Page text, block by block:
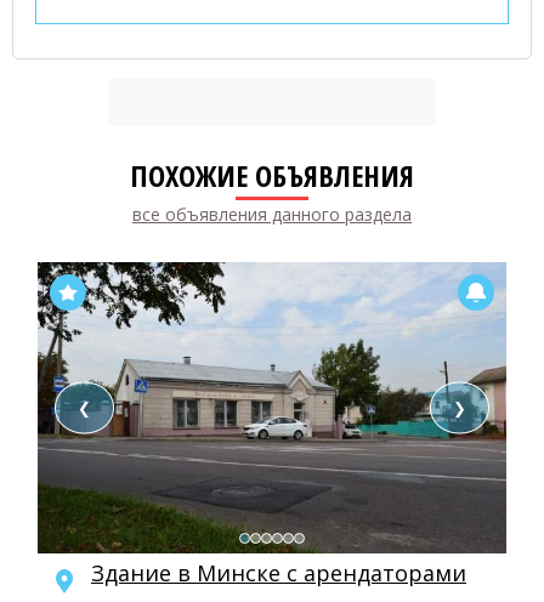
ПОХОЖИЕ ОБЪЯВЛЕНИЯ
все объявления данного раздела
❮ ❯
Здание в Минске с арендаторами